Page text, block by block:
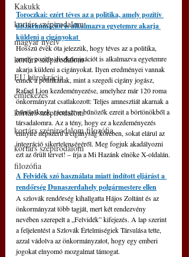
Kakukk
kortárs szépirodalom
magyar nyelv
kortárs szépirodalom
EU bürokrácia
emlékezés
kortárs szépirodalom
kortárs szépirodalom filozófia
kortárs szépirodalom
filozófia
Toroczkai: ezért téves az a politika, amely pozitív
diszkriminációt is alkalmazva egyetemre akarja
küldeni a cigányokat
Hosszú évek óta jelezzük, hogy téves az a politika,
amely pozitív diszkriminációt is alkalmazva egyetemre
akarja küldeni a cigányokat. Ilyen eredményei vannak
ennek a politikának, mint a szegedi cigány jogász,
Rafael Lion kezdeményezése, amelyhez már 120 roma
önkormányzat csatlakozott: Teljes amnesztiát akarnak a
bűnözőknek, ráeresztve bűnözők ezreit a börtönökből a
társadalomra. Az a tény, hogy ez a kezdeményezés
ennyire népszerű a cigányság körében, sokat elárul az
integráció sikertelenségéről. Meg fogjuk akadályozni
ezt az őrült tervet! ‒ írja a Mi Hazánk elnöke X-oldalán.
A Felvidék szó használata miatt indított eljárást a
rendőrség Dunaszerdahely polgármestere ellen
A szlovák rendőrség kihallgatta Hájos Zoltánt és az
önkormányzat több tagját, mert két rendezvény
nevében szerepelt a „Felvidék” kifejezés. A lap szerint
a feljelentést a Szlovák Értelmiségiek Társulása tette,
azzal vádolva az önkormányzatot, hogy egy emberi
jogokat elnyomó mozgalmat támogat.